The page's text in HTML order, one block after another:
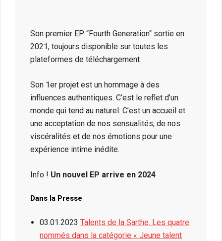
Son premier EP “Fourth Generation“ sortie en
2021, toujours disponible sur toutes les
plateformes de téléchargement
Son 1er projet est un hommage à des
influences authentiques. C’est le reflet d’un
monde qui tend au naturel. C’est un accueil et
une acceptation de nos sensualités, de nos
viscéralités et de nos émotions pour une
expérience intime inédite.
Info ! Un nouvel EP arrive en 2024
Dans la Presse
03.01.2023Talents de la Sarthe. Les quatre
nommés dans la catégorie « Jeune talent